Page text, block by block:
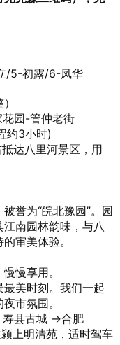
/5-初露/6-凤华
园-管仲老街
约3小时)
达八里河景区，用
誉为“皖北豫园”。园
南园林韵味，与八
审美体验。
慢享用。
美时刻。我们一起
市氛围。
寿县古城 →合肥
上明清苑，适时驾车